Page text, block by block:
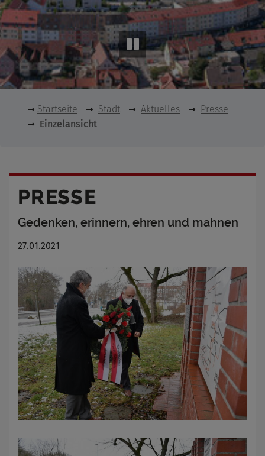
Startseite Stadt Aktuelles
Presse
Einzelansicht
PRESSE
Gedenken, erinnern, ehren und mahnen
27.01.2021